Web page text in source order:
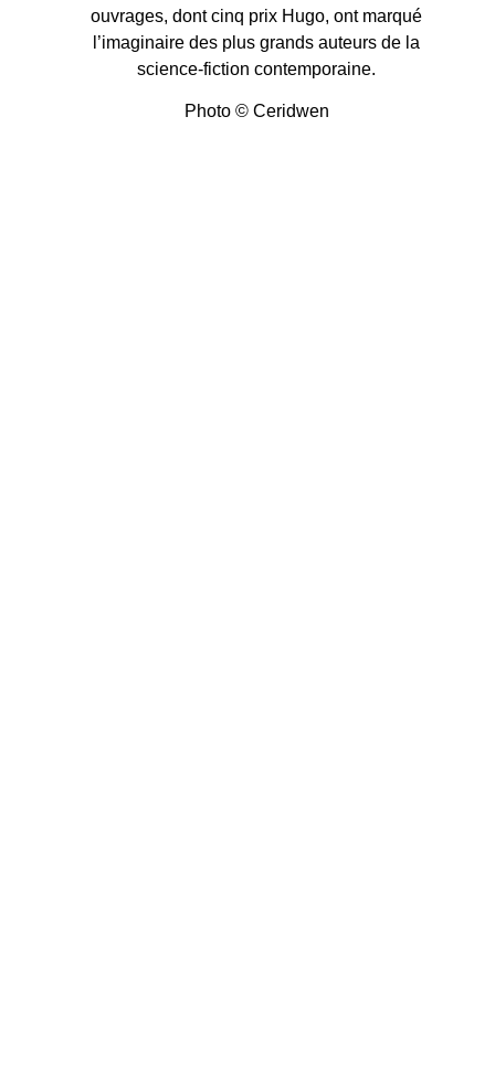
ouvrages, dont cinq prix Hugo, ont marqué
l’imaginaire des plus grands auteurs de la
science-fiction contemporaine.
Photo © Ceridwen